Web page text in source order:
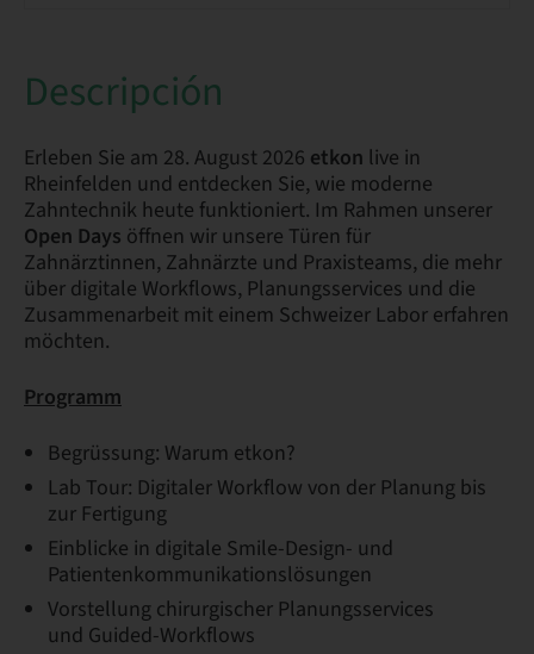
Descripción
Erleben Sie am 28. August 2026 etkon live in
Rheinfelden und entdecken Sie, wie moderne
Zahntechnik heute funktioniert. Im Rahmen unserer
Open Days öffnen wir unsere Türen für
Zahnärztinnen, Zahnärzte und Praxisteams, die mehr
über digitale Workflows, Planungsservices und die
Zusammenarbeit mit einem Schweizer Labor erfahren
möchten.​
Programm
Begrüssung: Warum etkon?
Lab Tour: Digitaler Workflow von der Planung bis
zur Fertigung
Einblicke in digitale Smile-Design- und
Patientenkommunikationslösungen
Vorstellung chirurgischer Planungsservices
und Guided-Workflows